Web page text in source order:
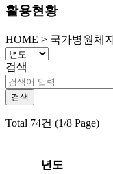
활용현황
HOME > 국가병원체
검색
Total 74건 (1/8 Page)
년도